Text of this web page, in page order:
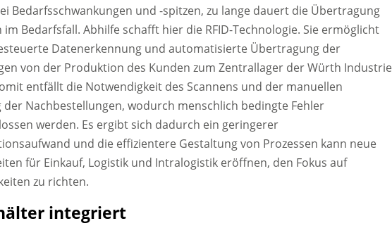
Bedarfsschwankungen und -spitzen, zu lange dauert die Übertragung
im Bedarfsfall. Abhilfe schafft hier die RFID-Technologie. Sie ermöglicht
Datenerkennung und automatisierte Übertragung der
von der Produktion des Kunden zum Zentrallager der Würth Industrie
entfällt die Notwendigkeit des Scannens und der manuellen
der Nachbestellungen, wodurch menschlich bedingte Fehler
werden. Es ergibt sich dadurch ein geringerer
und die effizientere Gestaltung von Prozessen kann neue
für Einkauf, Logistik und Intralogistik eröffnen, den Fokus auf
zu richten.
integriert